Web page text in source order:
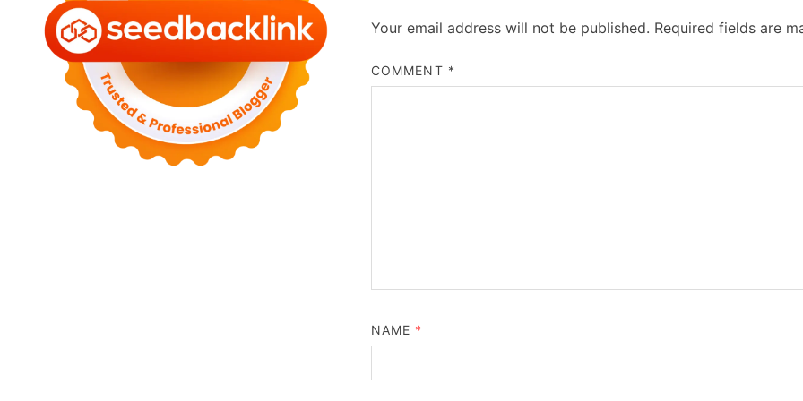
Your email address will not be published. Required fields are
COMMENT *
NAME *